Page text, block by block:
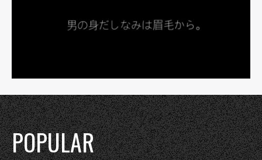
POPULAR